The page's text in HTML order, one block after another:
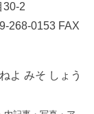
2
268-0153 FAX
よ みそ しょう